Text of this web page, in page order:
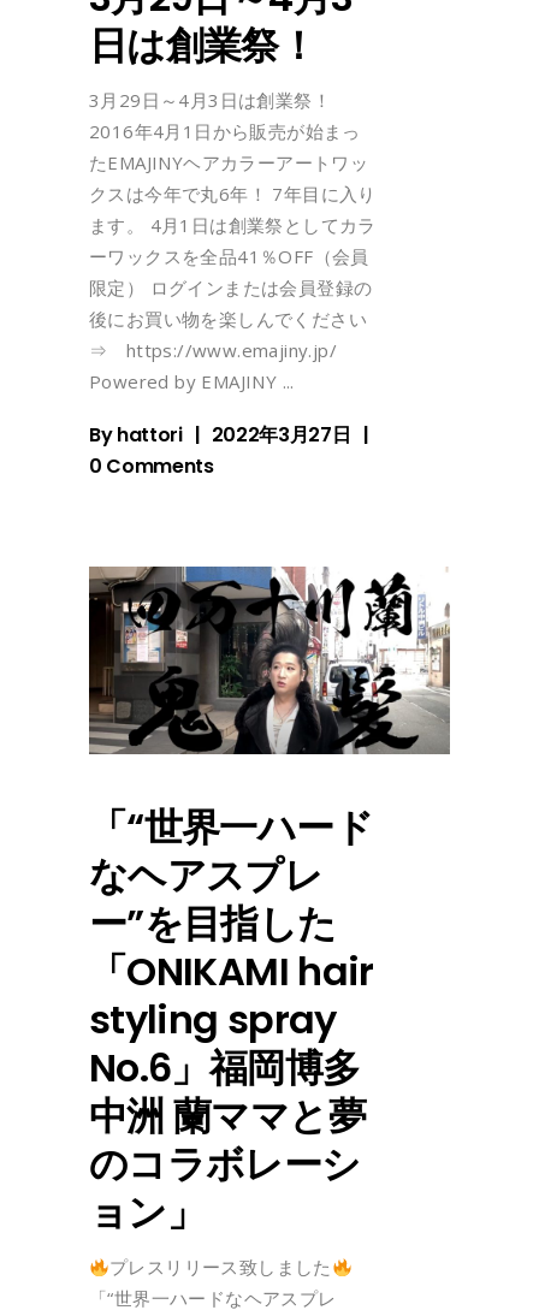
日は創業祭！
3月29日～4月3日は創業祭！
2016年4月1日から販売が始まっ
たEMAJINYヘアカラーアートワッ
クスは今年で丸6年！ 7年目に入り
ます。 4月1日は創業祭としてカラ
ーワックスを全品41％OFF（会員
限定） ログインまたは会員登録の
後にお買い物を楽しんでください
⇒ https://www.emajiny.jp/
Powered by EMAJINY
Byhattori
2022年3月27日
0 Comments
「“世界一ハード
なヘアスプレ
ー”を目指した
「ONIKAMI hair
styling spray
No.6」福岡博多
中洲 蘭ママと夢
のコラボレーシ
ョン」
プレスリリース致しました
「“世界一ハードなヘアスプレ